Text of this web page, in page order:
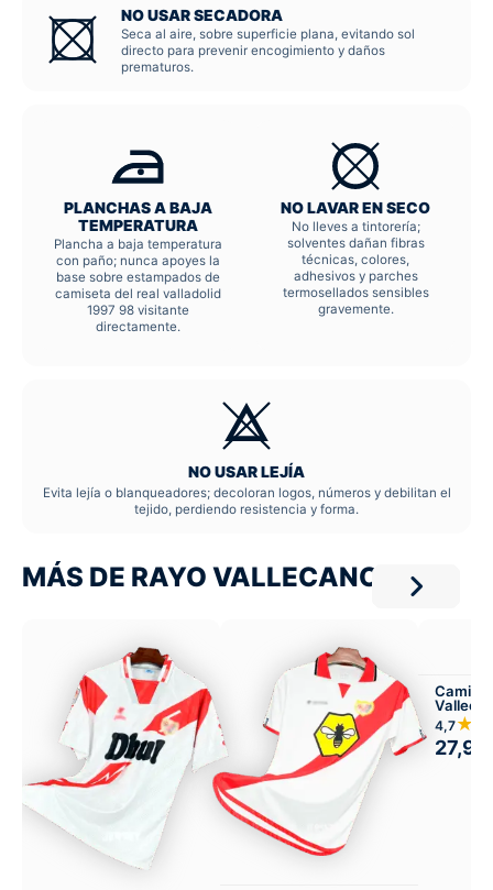
NO USAR SECADORA
Seca al aire, sobre superficie plana, evitando sol
directo para prevenir encogimiento y daños
prematuros.
PLANCHAS A BAJA
TEMPERATURA
Plancha a baja temperatura
con paño; nunca apoyes la
base sobre estampados de
camiseta del real valladolid
1997 98 visitante
directamente.
NO LAVAR EN SECO
No lleves a tintorería;
solventes dañan fibras
técnicas, colores,
adhesivos y parches
termosellados sensibles
gravemente.
NO USAR LEJÍA
Evita lejía o blanqueadores; decoloran logos, números y debilitan el
tejido, perdiendo resistencia y forma.
MÁS DE RAYO VALLECANO
Local
4,7
27,99